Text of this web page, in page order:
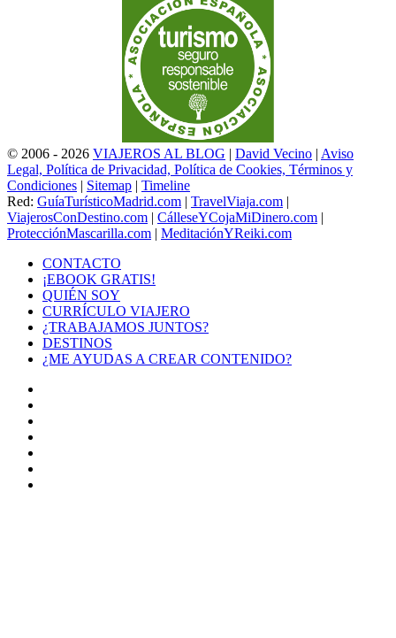
© 2006 - 2026 VIAJEROS AL BLOG | David Vecino | Aviso
Legal, Política de Privacidad, Política de Cookies, Términos y
Condiciones | Sitemap | Timeline
Red: GuíaTurísticoMadrid.com | TravelViaja.com |
ViajerosConDestino.com | CálleseYCojaMiDinero.com |
ProtecciónMascarilla.com | MeditaciónYReiki.com
CONTACTO
¡EBOOK GRATIS!
QUIÉN SOY
CURRÍCULO VIAJERO
¿TRABAJAMOS JUNTOS?
DESTINOS
¿ME AYUDAS A CREAR CONTENIDO?